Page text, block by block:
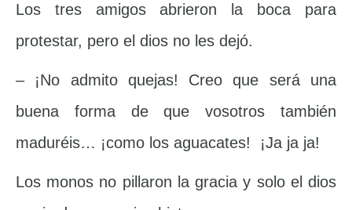
Los tres amigos abrieron la boca para
protestar, pero el dios no les dejó.
– ¡No admito quejas! Creo que será una
buena forma de que vosotros también
maduréis… ¡como los aguacates! ¡Ja ja ja!
Los monos no pillaron la gracia y solo el dios